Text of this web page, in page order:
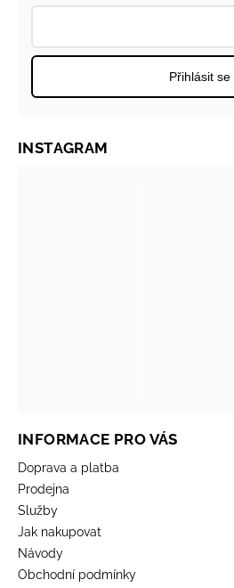
Přihlásit se
INFORMACE PRO VÁS
Doprava a platba
Prodejna
Služby
Jak nakupovat
Návody
Obchodní podmínky
INSTAGRAM